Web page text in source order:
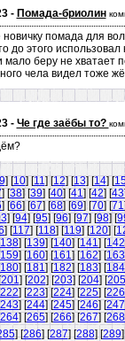
- Помада-бриолин
помада для
этого использовал
мало беру не
чела видел тоже
- Че где заёбы то?
] [10] [11] [12] [13] [14] [
] [38] [39] [40] [41] [42] [43
] [66] [67] [68] [69] [70] [71
] [94] [95] [96] [97] [98] [
] [117] [118] [119] [120] [
138] [139] [140] [141] [142
159] [160] [161] [162] [163
180] [181] [182] [183] [184
201] [202] [203] [204] [205
222] [223] [224] [225] [226
243] [244] [245] [246] [247
264] [265] [266] [267] [268
] [286] [287] [288] [289